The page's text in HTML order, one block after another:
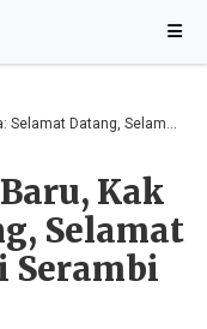
Bertugas di Bumi Serambi Mekah
Kak
Selamat
Serambi